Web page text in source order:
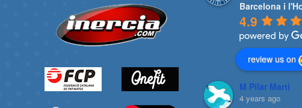
Barcelona i
4.9
review us on
M Pilar Marti
4 years ago